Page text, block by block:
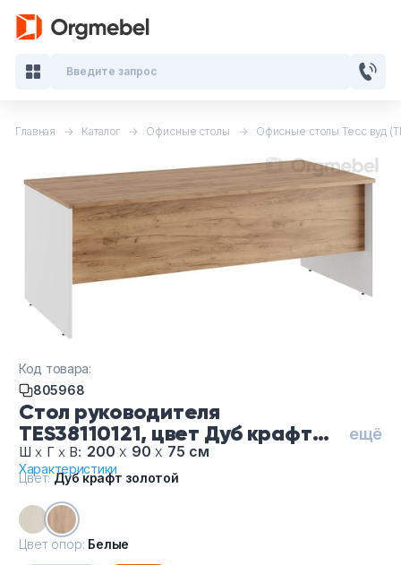
Главная Каталог Офисные столы Офисные столы Тесс вуд
Стол руководителя
TES38110121, цвет Дуб крафт
золотой, цвет опор Белые
ещё
Ш х Г х В: 200 х 90 х 75 см
Характеристики
Код товара:
805968
Цвет:Дуб крафт золотой
Цвет опор: Белые
Введите запрос
Кабинеты руководителя
Мебель для персонала
Столы для переговоров
Стойки ресепшн
Тумбы офисные
Офисные шкафы
Сейфы и металлическая мебель